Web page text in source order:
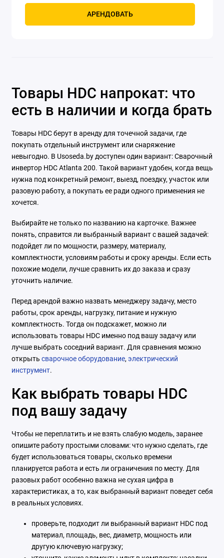
АРЕНДОВАТЬ
Товары HDC напрокат: что
есть в наличии и когда брать
Товары HDC берут в аренду для точечной задачи, где
покупать отдельный инструмент или снаряжение
невыгодно. В Usoseda.by доступен один вариант: Сварочный
инвертор HDC Atlanta 200. Такой вариант удобен, когда вещь
нужна под конкретный ремонт, выезд, поездку, участок или
разовую работу, а покупать ее ради одного применения не
хочется.
Выбирайте не только по названию на карточке. Важнее
понять, справится ли выбранный вариант с вашей задачей:
подойдет ли по мощности, размеру, материалу,
комплектности, условиям работы и сроку аренды. Если есть
похожие модели, лучше сравнить их до заказа и сразу
уточнить наличие.
Перед арендой важно назвать менеджеру задачу, место
работы, срок аренды, нагрузку, питание и нужную
комплектность. Тогда он подскажет, можно ли
использовать товары HDC именно под вашу задачу или
лучше выбрать соседний вариант. Для сравнения можно
открыть сварочное оборудование, электрический
инструмент.
Как выбрать товары HDC
под вашу задачу
Чтобы не переплатить и не взять слабую модель, заранее
опишите работу простыми словами: что нужно сделать, где
будет использоваться товары, сколько времени
планируется работа и есть ли ограничения по месту. Для
разовых работ особенно важна не сухая цифра в
характеристиках, а то, как выбранный вариант поведет себя
в реальных условиях.
проверьте, подходит ли выбранный вариант HDC под
материал, площадь, вес, диаметр, мощность или
другую ключевую нагрузку;